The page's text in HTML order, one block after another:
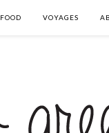
FOOD VOYAGES